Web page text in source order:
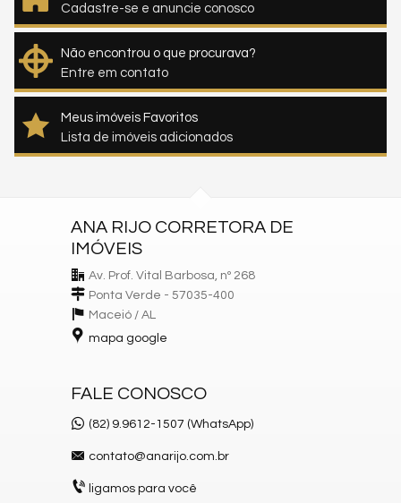
Cadastre-se e anuncie conosco
Não encontrou o que procurava?
Entre em contato
Meus imóveis Favoritos
Lista de imóveis adicionados
ANA RIJO CORRETORA DE
IMÓVEIS
Av. Prof. Vital Barbosa, nº 268
Ponta Verde - 57035-400
Maceió / AL
mapa google
FALE CONOSCO
(82) 9.9612-1507 (WhatsApp)
contato@anarijo.com.br
ligamos para você